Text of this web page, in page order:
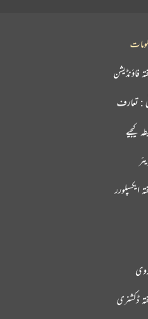
فاؤنڈیشن
: تعارف
کیجیے
ایکسپلورر
ڈکشنری